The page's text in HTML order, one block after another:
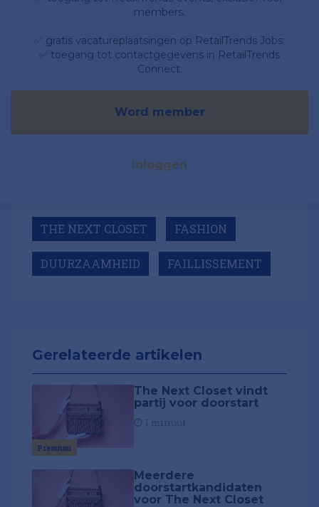
members.
✅ gratis vacatureplaatsingen op RetailTrends Jobs;
✅ toegang tot contactgegevens in RetailTrends
Connect.
Word member
Inloggen
THE NEXT CLOSET FASHION
DUURZAAMHEID FAILLISSEMENT
Gerelateerde artikelen
Premium
The Next Closet vindt
partij voor doorstart
Meerdere
doorstartkandidaten
voor The Next Closet